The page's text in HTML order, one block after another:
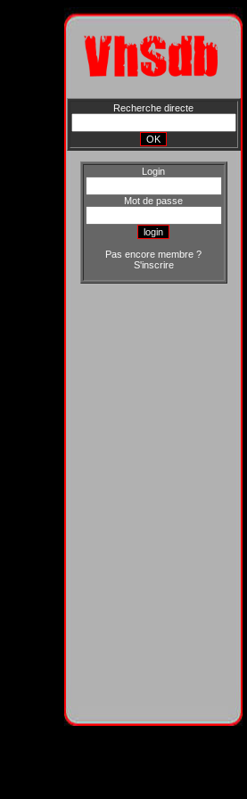
Recherche directe
Login
Mot de passe
Pas encore membre ?
S'inscrire